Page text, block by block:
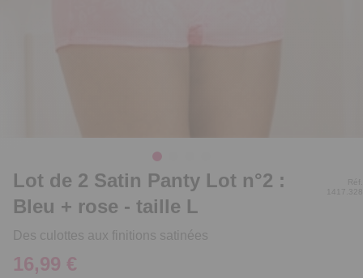
Lot de 2 Satin Panty Lot n°2 :
Bleu + rose - taille L
Des culottes aux finitions satinées
Réf.
1417.328
16,99 €